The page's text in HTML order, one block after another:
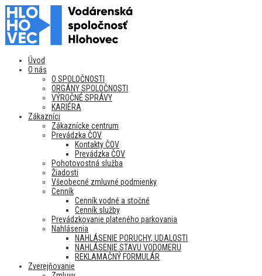
Úvod
O nás
O SPOLOČNOSTI
ORGÁNY SPOLOČNOSTI
VÝROČNÉ SPRÁVY
KARIÉRA
Zákazníci
Zákaznícke centrum
Prevádzka ČOV
Kontakty ČOV
Prevádzka ČOV
Pohotovostná služba
Žiadosti
Všeobecné zmluvné podmienky
Cenník
Cenník vodné a stočné
Cenník služby
Prevádzkovanie plateného parkovania
Nahlásenia
NAHLÁSENIE PORUCHY, UDALOSTI
NAHLÁSENIE STAVU VODOMERU
REKLAMAČNÝ FORMULÁR
Zverejňovanie